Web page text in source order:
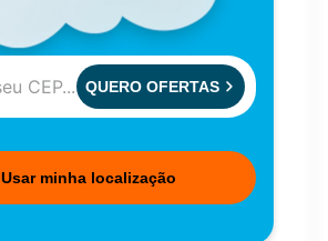
QUERO OFERTAS
Usar minha localização